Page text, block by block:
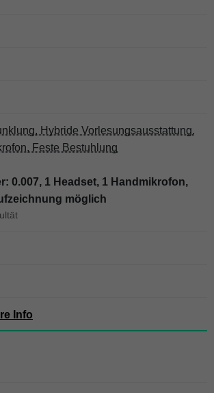
Hybride Vorlesungsausstattung,
Feste Bestuhlung
0.007, 1 Headset, 1 Handmikrofon,
möglich
Info